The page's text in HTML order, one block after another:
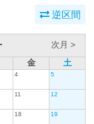
逆区間
次月 >
金 土
4 5
11 12
18 19